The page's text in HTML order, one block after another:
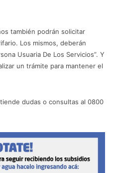
también podrán solicitar
Los mismos, deberán
Usuaria De Los Servicios”. Y
un trámite para mantener el
dudas o consultas al 0800